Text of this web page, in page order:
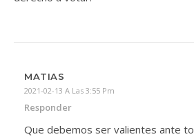
MATIAS
2021-02-13 A Las 3:55 Pm
Responder
Que debemos ser valientes ante